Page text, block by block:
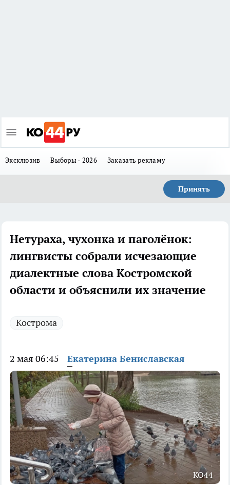
Эксклюзив Выборы - 2026 Заказать рекламу
Принять
Нетураха, чухонка и паголёнок:
лингвисты собрали исчезающие
диалектные слова Костромской
области и объяснили их значение
Кострома
2 мая 06:45 Екатерина Бениславская
КО44